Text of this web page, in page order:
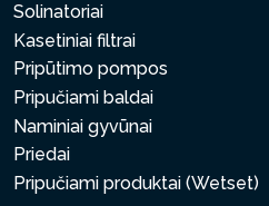
Solinatoriai
Kasetiniai filtrai
Pripūtimo pompos
Pripučiami baldai
Naminiai gyvūnai
Priedai
Pripučiami produktai (Wetset)